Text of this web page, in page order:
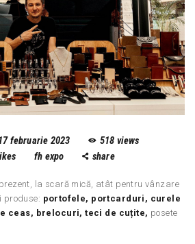
februarie 2023 518 views
fh expo share
la scară mică, atât pentru vânzare
produse: portofele, portcarduri, curele
ceas, brelocuri, teci de cuțite, posete